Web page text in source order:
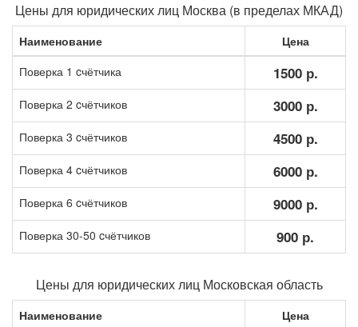
Цены для юридических лиц Москва (в пределах МКАД)
Наименование
Цена
Поверка 1 cчётчика
1500 р.
Поверка 2 cчётчиков 3000 р.
Поверка 3 cчётчиков 4500 р.
Поверка 4 cчётчиков 6000 р.
Поверка 6 cчётчиков 9000 р.
Поверка 30-50 cчётчиков 900 р.
Цены для юридических лиц Московская область
Наименование
Цена